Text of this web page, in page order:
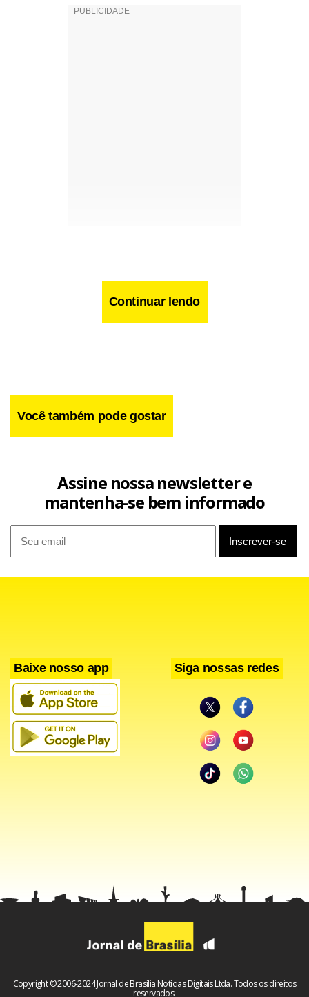
Continuar lendo
Você também pode gostar
Assine nossa newsletter e
mantenha-se bem informado
Baixe nosso app Siga nossas redes
Copyright © 2006-2024 Jornal de Brasília Notícias Digitais Ltda. Todos os direitos
reservados.